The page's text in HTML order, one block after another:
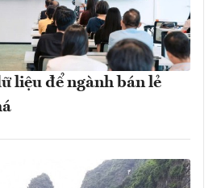
liệu để ngành bán lẻ